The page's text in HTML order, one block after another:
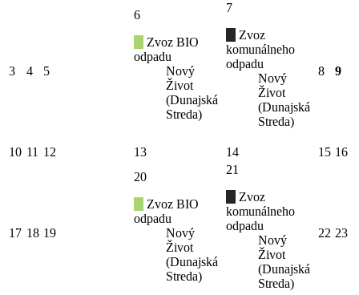
3 4 5
6
Zvoz BIO
odpadu
Nový
Život
(Dunajská
Streda)
7
Zvoz
komunálneho
odpadu
Nový
Život
(Dunajská
Streda)
8 9
10 11 12 13 14 15 16
17 18 19
20
Zvoz BIO
odpadu
Nový
Život
(Dunajská
Streda)
21
Zvoz
komunálneho
odpadu
Nový
Život
(Dunajská
Streda)
22 23